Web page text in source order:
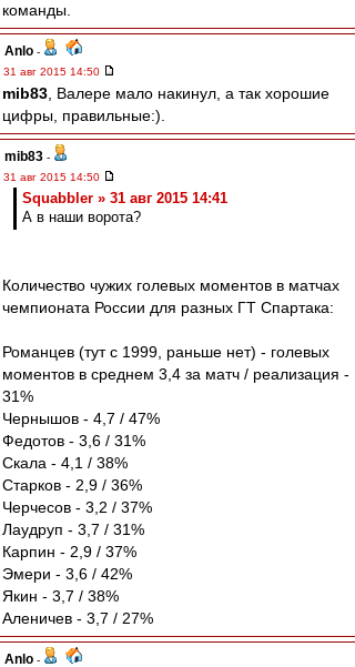
команды.
Anlo -
31 авг 2015 14:50
mib83 , Валере мало накинул, а так хорошие
цифры, правильные:).
mib83 -
31 авг 2015 14:50
Squabbler » 31 авг 2015 14:41
А в наши ворота?
Количество чужих голевых моментов в матчах
чемпионата России для разных ГТ Спартака:
Романцев (тут с 1999, раньше нет) - голевых
моментов в среднем 3,4 за матч / реализация -
31%
Чернышов - 4,7 / 47%
Федотов - 3,6 / 31%
Скала - 4,1 / 38%
Старков - 2,9 / 36%
Черчесов - 3,2 / 37%
Лаудруп - 3,7 / 31%
Карпин - 2,9 / 37%
Эмери - 3,6 / 42%
Якин - 3,7 / 38%
Аленичев - 3,7 / 27%
Anlo -